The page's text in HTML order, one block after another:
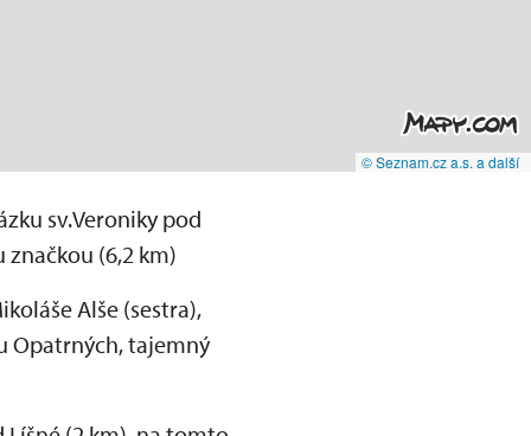
© Seznam.cz a.s. a další
sv.Veroniky pod
(6,2 km)
Alše (sestra),
Opatrných, tajemný